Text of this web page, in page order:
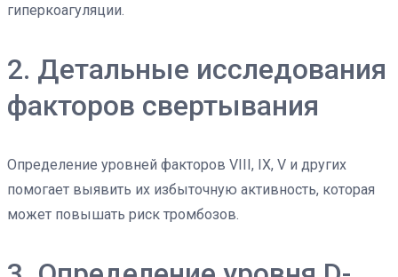
гиперкоагуляции.
2. Детальные исследования
факторов свертывания
Определение уровней факторов VIII, IX, V и других
помогает выявить их избыточную активность, которая
может повышать риск тромбозов.